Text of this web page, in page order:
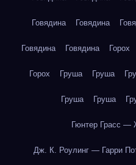
Говядина Говядина
Говядина Говядина Горох
Горох Груша Груша
Груша Груша
Гюнтер Грасс —
Дж. К. Роулинг — Гарри